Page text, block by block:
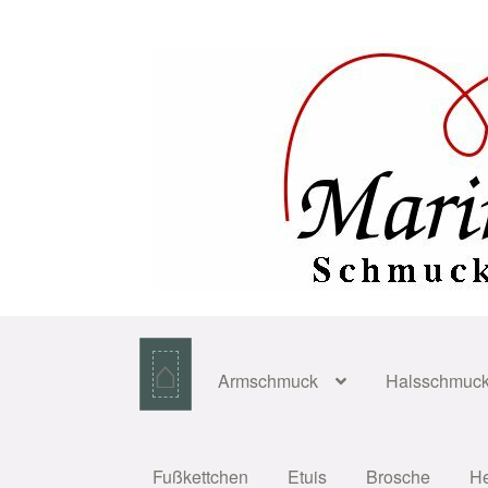
⌂ Armschmuck
Fußkettchen Etuis Brosche